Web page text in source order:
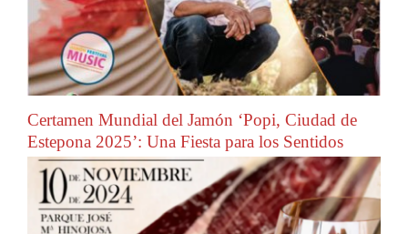
Certamen Mundial del Jamón ‘Popi, Ciudad de
Estepona 2025’: Una Fiesta para los Sentidos